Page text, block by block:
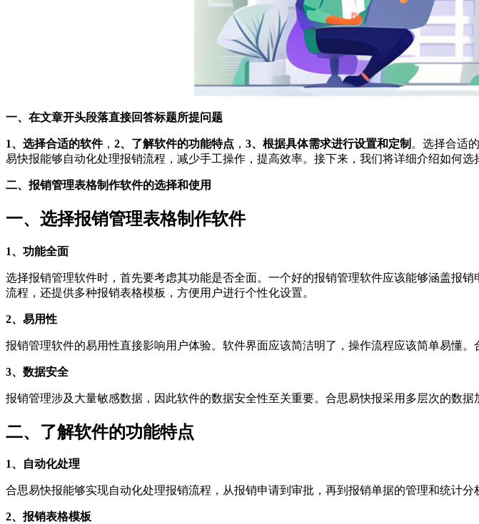
一、在文章开头段落直接回答标题所提问题
1、选择合适的软件， 2、了解软件的功能特点 ， 3、根据具体需求进行设置和定制 。选择合适
易快报能够自动化处理报销流程，减少手工操作，提高效率。接下来，我们将详细介绍如何选
二、报销管理表格制作软件的选择和使用
一、选择报销管理表格制作软件
1、功能全面
选择报销管理软件时，首先要考虑其功能是否全面。一个好的报销管理软件应该能够涵盖报
流程，还提供多种报销表格模板，方便用户进行个性化设置。
2、易用性
报销管理软件的易用性直接影响用户体验。软件界面应该简洁明了，操作流程应该简单易懂
3、数据安全
报销管理涉及大量敏感数据，因此软件的数据安全性至关重要。合思易快报采用多层次的数据
二、了解软件的功能特点
1、自动化处理
合思易快报能够实现自动化处理报销流程，从报销申请到审批，再到报销单据的管理和统计
2、报销表格模板